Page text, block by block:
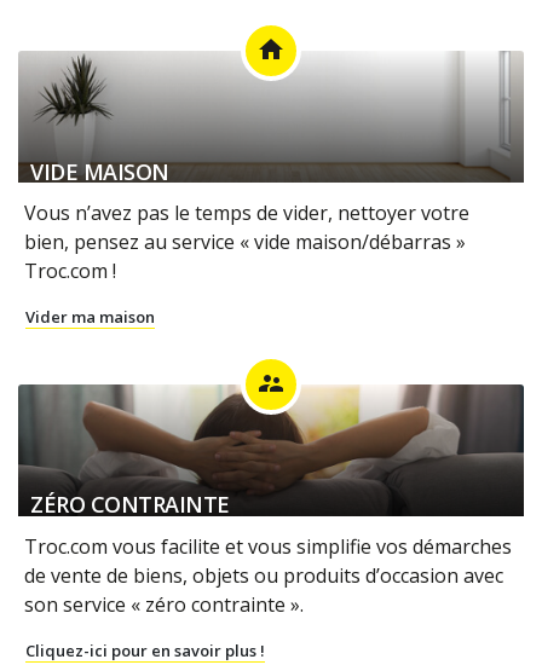
home
VIDE MAISON
Vous n’avez pas le temps de vider, nettoyer votre
bien, pensez au service « vide maison/débarras »
Troc.com !
Vider ma maison
supervisor_account
ZÉRO CONTRAINTE
Troc.com vous facilite et vous simplifie vos démarches
de vente de biens, objets ou produits d’occasion avec
son service « zéro contrainte ».
Cliquez-ici pour en savoir plus !